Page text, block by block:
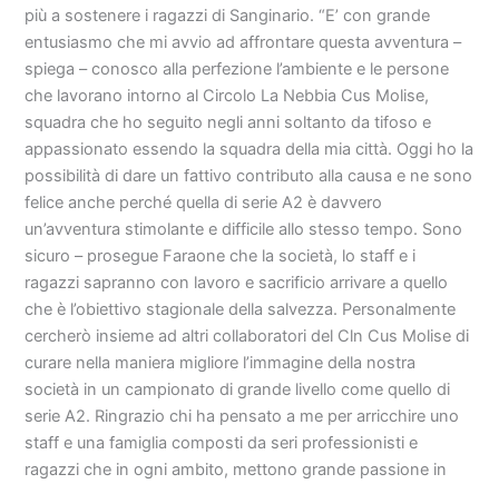
più a sostenere i ragazzi di Sanginario. “E’ con grande
entusiasmo che mi avvio ad affrontare questa avventura –
spiega – conosco alla perfezione l’ambiente e le persone
che lavorano intorno al Circolo La Nebbia Cus Molise,
squadra che ho seguito negli anni soltanto da tifoso e
appassionato essendo la squadra della mia città. Oggi ho la
possibilità di dare un fattivo contributo alla causa e ne sono
felice anche perché quella di serie A2 è davvero
un’avventura stimolante e difficile allo stesso tempo. Sono
sicuro – prosegue Faraone che la società, lo staff e i
ragazzi sapranno con lavoro e sacrificio arrivare a quello
che è l’obiettivo stagionale della salvezza. Personalmente
cercherò insieme ad altri collaboratori del Cln Cus Molise di
curare nella maniera migliore l’immagine della nostra
società in un campionato di grande livello come quello di
serie A2. Ringrazio chi ha pensato a me per arricchire uno
staff e una famiglia composti da seri professionisti e
ragazzi che in ogni ambito, mettono grande passione in